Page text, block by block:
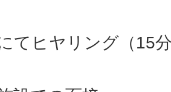
てヒヤリング（15